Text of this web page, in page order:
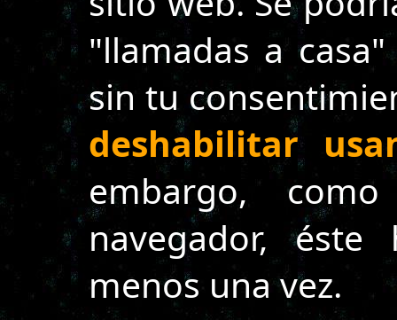
"llamadas a
sin tu
deshabilitar
embargo,
navegador,
menos una vez.